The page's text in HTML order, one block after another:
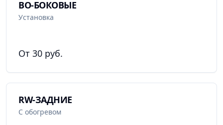
BO-БОКОВЫЕ
Установка
От 30 руб.
RW-ЗАДНИЕ
С обогревом